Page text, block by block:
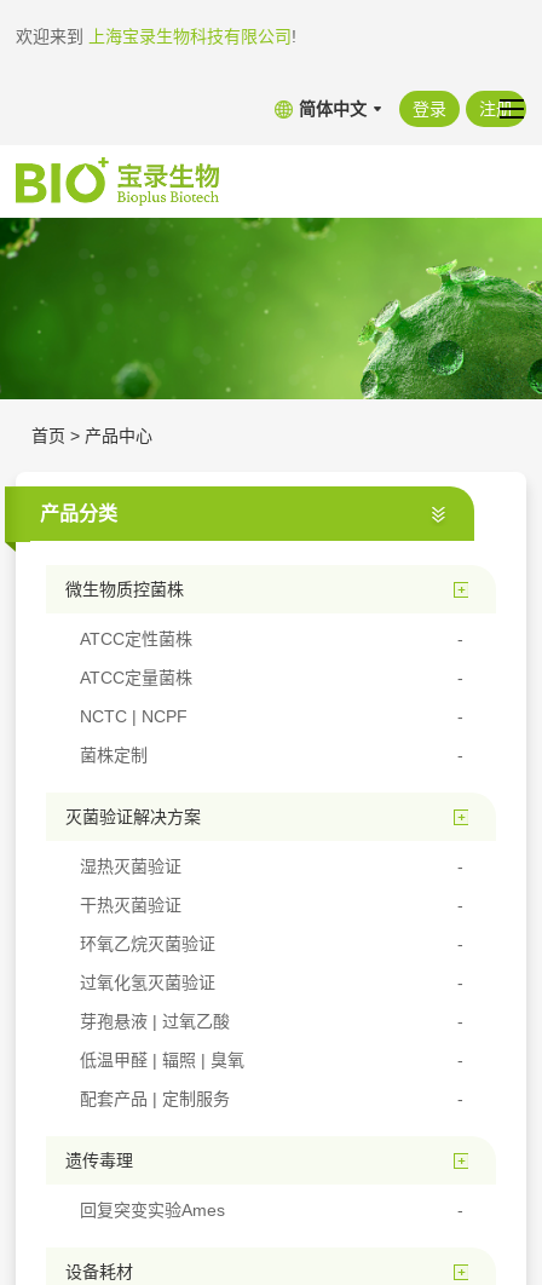
欢迎来到 上海宝录生物科技有限公司!
简体中文 登录 注册
首页 > 产品中心
产品分类
微生物质控菌株
ATCC定性菌株
ATCC定量菌株
NCTC | NCPF
菌株定制
灭菌验证解决方案
湿热灭菌验证
干热灭菌验证
环氧乙烷灭菌验证
过氧化氢灭菌验证
芽孢悬液 | 过氧乙酸
低温甲醛 | 辐照 | 臭氧
配套产品 | 定制服务
遗传毒理
回复突变实验Ames
设备耗材